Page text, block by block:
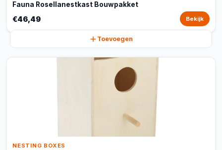
Fauna Rosellanestkast Bouwpakket
€46,49 Bekijk
Toevoegen
NESTING BOXES